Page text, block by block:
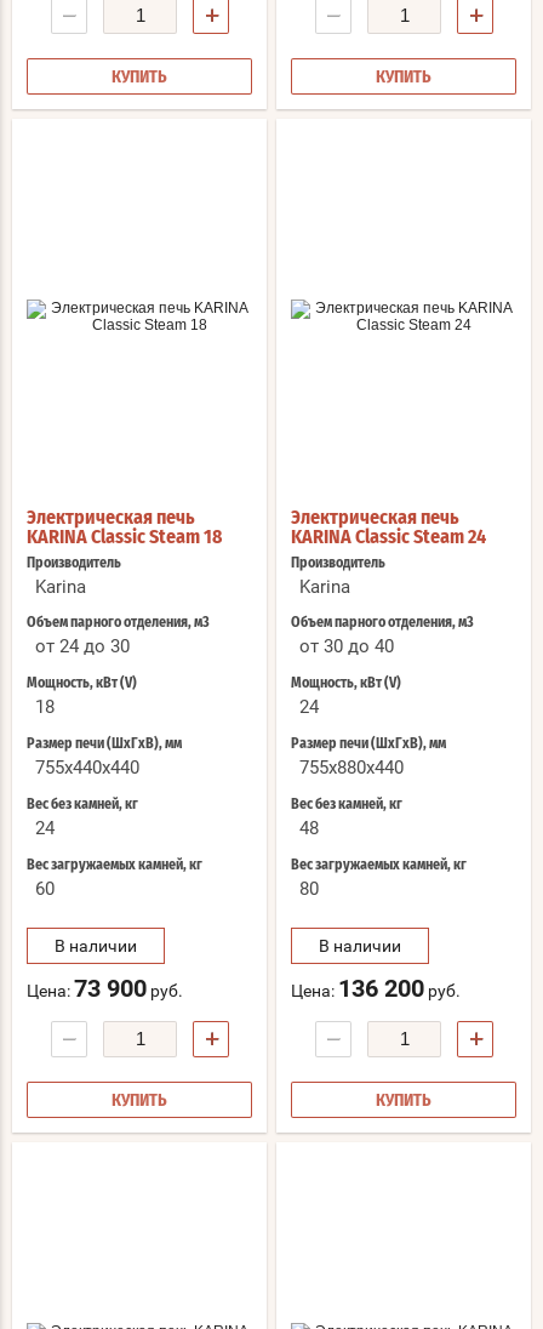
− +
КУПИТЬ
− +
КУПИТЬ
Электрическая печь
KARINA Classic Steam 18
Производитель
Karina
Объем парного отделения, м3
от 24 до 30
Мощность, кВт (V)
18
Размер печи (ШхГхВ), мм
755x440x440
Вес без камней, кг
24
Вес загружаемых камней, кг
60
В наличии
Цена:73 900 руб.
− +
КУПИТЬ
Электрическая печь
KARINA Classic Steam 24
Производитель
Karina
Объем парного отделения, м3
от 30 до 40
Мощность, кВт (V)
24
Размер печи (ШхГхВ), мм
755x880x440
Вес без камней, кг
48
Вес загружаемых камней, кг
80
В наличии
Цена: 136 200 руб.
− +
КУПИТЬ